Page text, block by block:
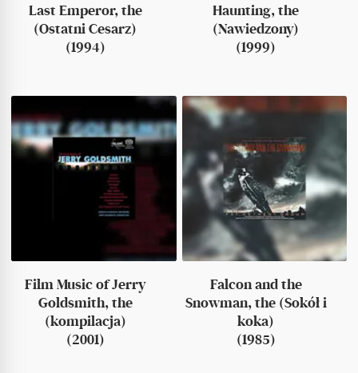
Last Emperor, the
(Ostatni Cesarz)
(1994)
Haunting, the
(Nawiedzony)
(1999)
Film Music of Jerry
Goldsmith, the
(kompilacja)
(2001)
Falcon and the
Snowman, the (Sokół i
koka)
(1985)